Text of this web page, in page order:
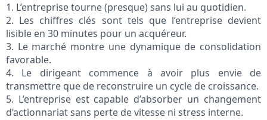
1. L’entreprise tourne (presque) sans lui au quotidien.
2. Les chiffres clés sont tels que l’entreprise devient
lisible en 30 minutes pour un acquéreur.
3. Le marché montre une dynamique de consolidation
favorable.
4. Le dirigeant commence à avoir plus envie de
transmettre que de reconstruire un cycle de croissance.
5. L’entreprise est capable d’absorber un changement
d’actionnariat sans perte de vitesse ni stress interne.